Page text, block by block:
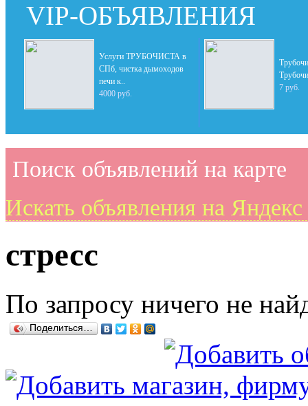
VIP-ОБЪЯВЛЕНИЯ
Услуги ТРУБОЧИСТА в
СПб, чистка дымоходов
печи к..
4000 руб.
7 руб.
Поиск объявлений на карте
Искать объявления на Яндекс
стресс
По запросу ничего не
Поделиться…